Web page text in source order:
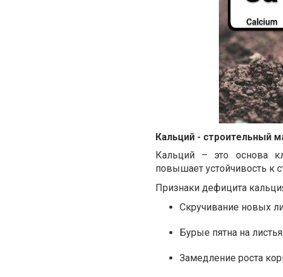
Кальций - строительный
Кальций – это основа
повышает устойчивость к
Признаки дефицита
Скручивание новых
Бурые пятна на
Замедление роста